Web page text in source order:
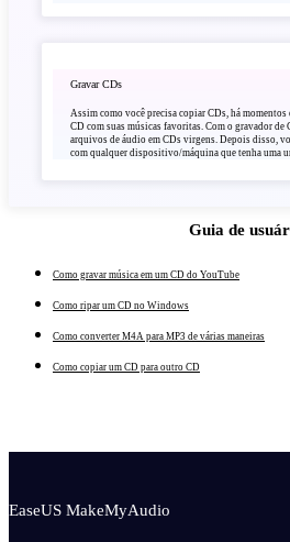
Gravar CDs
Assim como você precisa copiar CDs, há momentos
CD com suas músicas favoritas. Com o gravador de
arquivos de áudio em CDs virgens. Depois disso,
com qualquer dispositivo/máquina que tenha uma
Guia de
Como gravar música em um CD do YouTube
Como ripar um CD no Windows
Como converter M4A para MP3 de várias maneiras
Como copiar um CD para outro CD
EaseUS MakeMyAudio